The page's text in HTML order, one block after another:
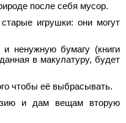
после себя мусор.
игрушки: они могут
ненужную бумагу (книги
в макулатуру, будет
чтобы её выбрасывать.
и дам вещам вторую